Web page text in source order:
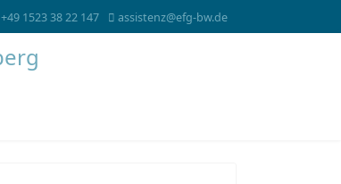
+49 1523 38 22 147 assistenz@efg-bw.de